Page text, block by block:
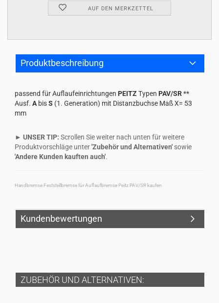
AUF DEN MERKZETTEL
Produktbeschreibung
passend für Auflaufeinrichtungen PEITZ Typen PAV/SR**
Ausf. A bisS (1. Generation) mit Distanzbuchse Maß X= 53
mm
► UNSER TIP: Scrollen Sie weiter nach unten für weitere
Produktvorschläge unter'Zubehör und Alternativen' sowie
'Andere Kunden kauften auch'.
Handbremse Feststellbremse für Auflaufbremse Peitz PAV/SR kaufen
Kundenbewertungen
ZUBEHÖR UND ALTERNATIVEN: